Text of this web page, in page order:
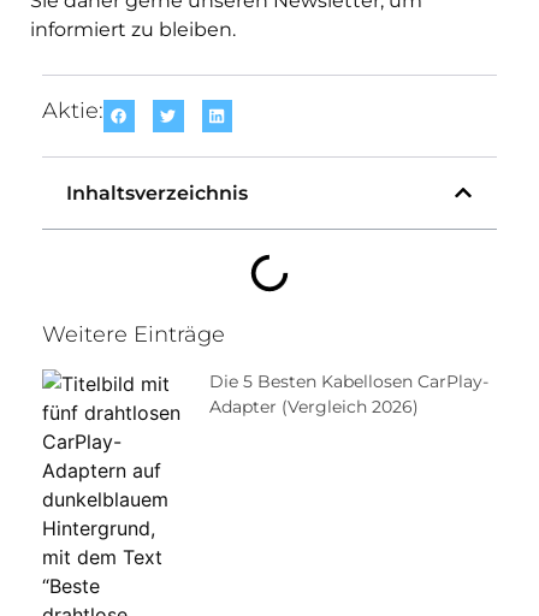
informiert zu bleiben.
Aktie:
Inhaltsverzeichnis
Weitere Einträge
Die 5 Besten Kabellosen CarPlay-
Adapter (Vergleich 2026)